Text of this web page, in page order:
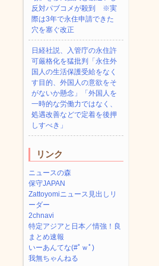
反対パブコメが殺到 ※実
際は3年で永住申請できた
穴を塞ぐ改正
日経社説、入管庁の永住許
可厳格化を猛批判「永住外
国人の生活保護受給をなく
す目的、外国人の意欲をそ
がないか懸念」「外国人を
一時的な労働力ではなく、
処遇改善などで定着を後押
しすべき」
リンク
ニュースの森
保守JAPAN
Zattoyomiニュース見出しリ
ーダー
2chnavi
特定アジアと日本／情強！良
まとめ速報
いーあんてな(#ﾟｗﾟ)
我無ちゃんねる